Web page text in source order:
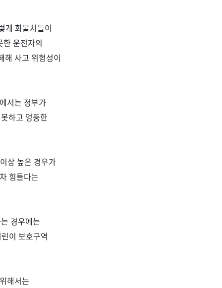
게 화물차들이
운전자의
해 사고 위험성이
서는 정부가
하고 엉뚱한
상 높은 경우가
힘들다는
경우에는
이 보호구역
해서는